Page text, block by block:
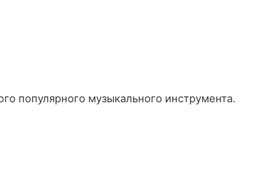
популярного музыкального инструмента.